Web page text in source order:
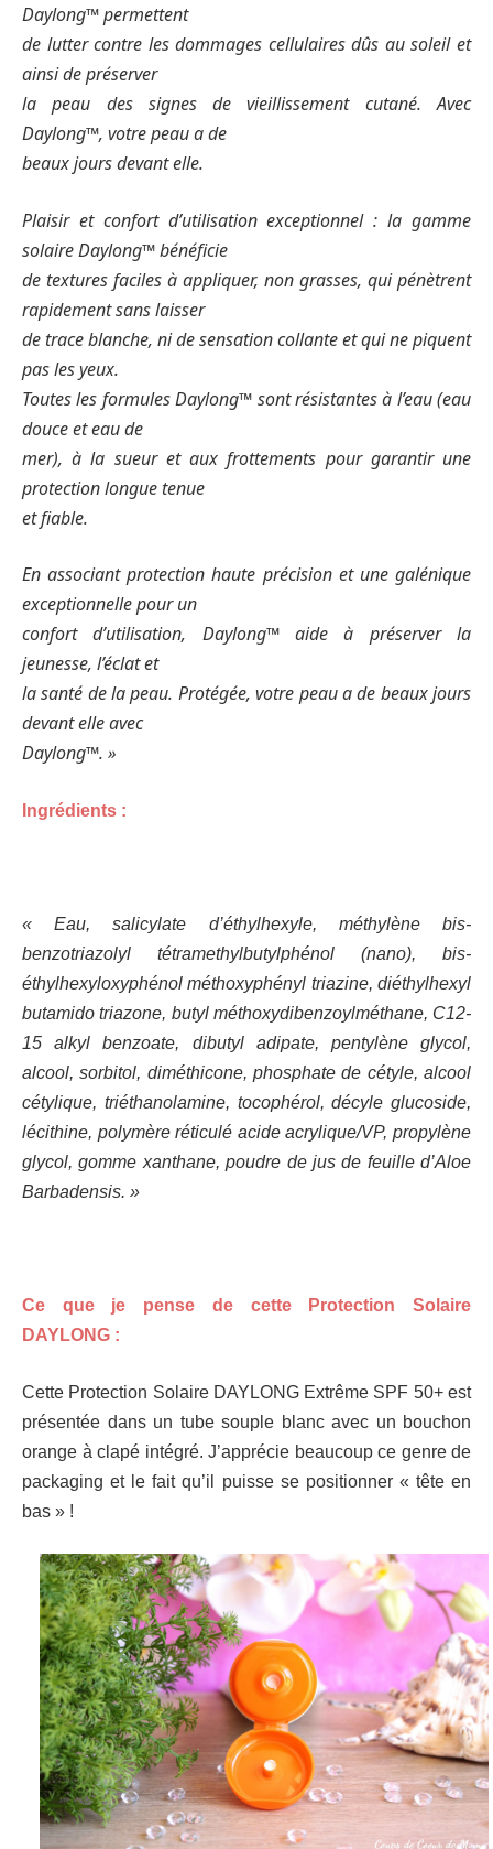
Daylong™ permettent
de lutter contre les dommages cellulaires dûs au soleil et
ainsi de préserver
la peau des signes de vieillissement cutané. Avec
Daylong™, votre peau a de
beaux jours devant elle.
Plaisir et confort d’utilisation exceptionnel : la gamme
solaire Daylong™ bénéficie
de textures faciles à appliquer, non grasses, qui pénètrent
rapidement sans laisser
de trace blanche, ni de sensation collante et qui ne piquent
pas les yeux.
Toutes les formules Daylong™ sont résistantes à l’eau (eau
douce et eau de
mer), à la sueur et aux frottements pour garantir une
protection longue tenue
et fiable.
En associant protection haute précision et une galénique
exceptionnelle pour un
confort d’utilisation, Daylong™ aide à préserver la
jeunesse, l’éclat et
la santé de la peau. Protégée, votre peau a de beaux jours
devant elle avec
Daylong™. »
Ingrédients :
« Eau, salicylate d’éthylhexyle, méthylène bis-
benzotriazolyl tétramethylbutylphénol (nano), bis-
éthylhexyloxyphénol méthoxyphényl triazine, diéthylhexyl
butamido triazone, butyl méthoxydibenzoylméthane, C12-
15 alkyl benzoate, dibutyl adipate, pentylène glycol,
alcool, sorbitol, diméthicone, phosphate de cétyle, alcool
cétylique, triéthanolamine, tocophérol, décyle glucoside,
lécithine, polymère réticulé acide acrylique/VP, propylène
glycol, gomme xanthane, poudre de jus de feuille d’Aloe
Barbadensis. »
Ce que je pense de cette Protection Solaire
DAYLONG :
Cette Protection Solaire DAYLONG Extrême SPF 50+ est
présentée dans un tube souple blanc avec un bouchon
orange à clapé intégré. J’apprécie beaucoup ce genre de
packaging et le fait qu’il puisse se positionner « tête en
bas » !